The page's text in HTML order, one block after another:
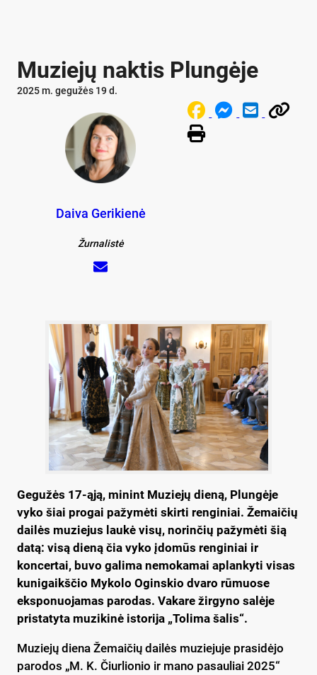
Muziejų naktis Plungėje
2025 m. gegužės 19 d.
Daiva Gerikienė
Žurnalistė
Gegužės 17-ąją, minint Muziejų dieną, Plungėje
vyko šiai progai pažymėti skirti renginiai. Žemaičių
dailės muziejus laukė visų, norinčių pažymėti šią
datą: visą dieną čia vyko įdomūs renginiai ir
koncertai, buvo galima nemokamai aplankyti visas
kunigaikščio Mykolo Oginskio dvaro rūmuose
eksponuojamas parodas. Vakare žirgyno salėje
pristatyta muzikinė istorija „Tolima šalis“.
Muziejų diena Žemaičių dailės muziejuje prasidėjo
parodos „M. K. Čiurlionio ir mano pasauliai 2025“